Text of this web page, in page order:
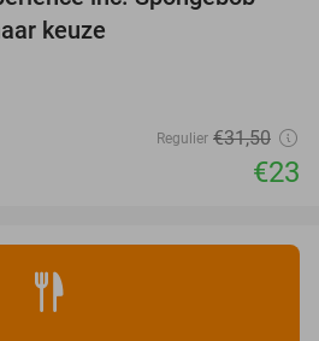
keuze
Regulier €31,50
€23